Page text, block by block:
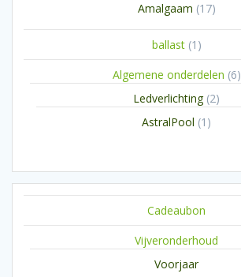
Amalgaam 1717
ballast 1 1
product
Algemene onderdelen 66
Ledverlichting 22
AstralPool 1 1
Cadeaubon
Vijveronderhoud
Voorjaar